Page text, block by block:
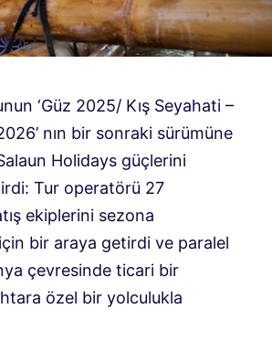
‘Güz 2025/ Kış Seyahati –
nın bir sonraki sürümüne
Holidays güçlerini
Tur operatörü 27
ekiplerini sezona
bir araya getirdi ve paralel
çevresinde ticari bir
özel bir yolculukla